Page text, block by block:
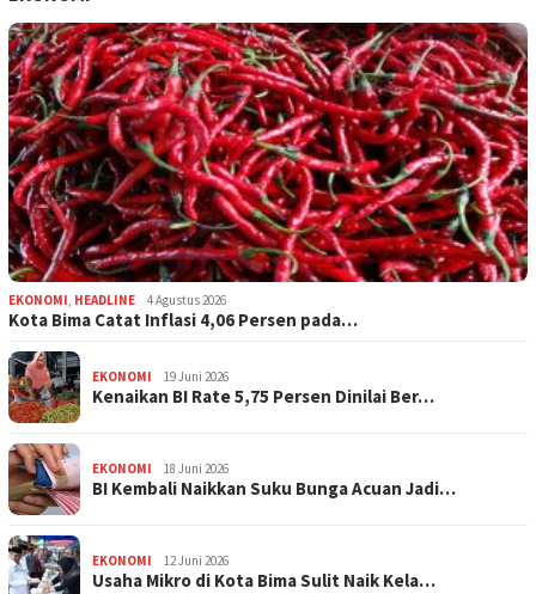
EKONOMI, HEADLINE 4 Agustus 2026
Kota Bima Catat Inflasi 4,06 Persen pada…
EKONOMI 19 Juni 2026
Kenaikan BI Rate 5,75 Persen Dinilai Ber…
EKONOMI 18 Juni 2026
BI Kembali Naikkan Suku Bunga Acuan Jadi…
EKONOMI 12 Juni 2026
Usaha Mikro di Kota Bima Sulit Naik Kela…